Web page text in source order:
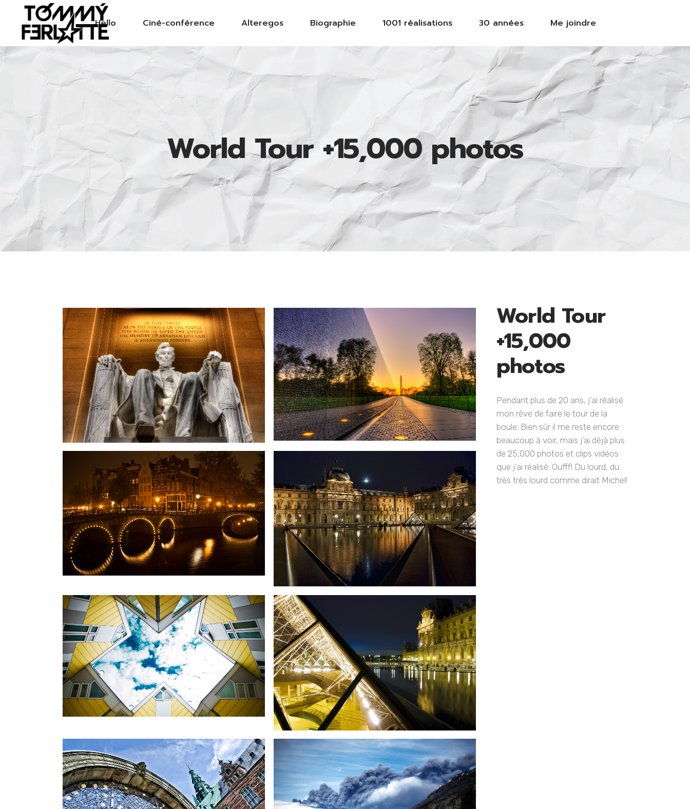
Hello Ciné-conférence Alteregos Biographie 1001 réalisations 30 années Me joindre
World Tour +15,000 photos
World Tour
+15,000
photos
Pendant plus de 20 ans, j’ai réalisé
mon rêve de faire le tour de la
boule. Bien sûr il me reste encore
beaucoup à voir, mais j’ai déjà plus
de 25,000 photos et clips vidéos
que j’ai réalisé. Oufff! Du lourd, du
très très lourd comme dirait Michel!